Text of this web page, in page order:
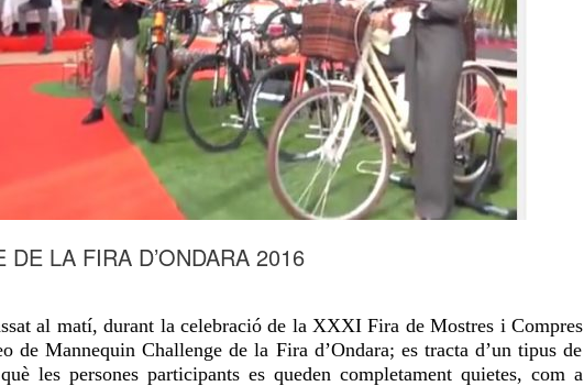
LA FIRA D’ONDARA 2016
al matí, durant la celebració de laXXXI Fira de Mostres i Compres
de Mannequin Challenge de la Fira d’Ondara; es tracta d’un tipus de
les persones participants es queden completament quietes, com a